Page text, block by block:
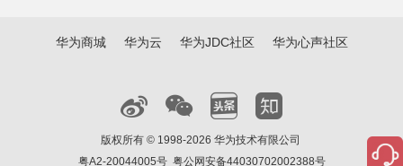
华为商城 华为云 华为JDC社区 华为心声社区
版权所有 © 1998-2026 华为技术有限公司
粤A2-20044005号 粤公网安备44030702002388号